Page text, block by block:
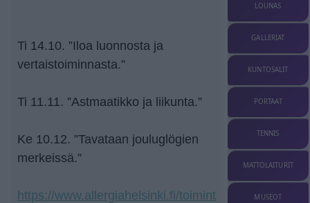
Ti 14.10. ”Iloa luonnosta ja
vertaistoiminnasta.”
Ti 11.11. ”Astmaatikko ja liikunta.”
Ke 10.12. ”Tavataan jouluglögien
merkeissä.”
https://www.allergiahelsinki.fi/toimint
LOUNAS
GALLERIAT
KUNTOSALIT
PORTAAT
TENNIS
MATTOLAITURIT
MUSEOT